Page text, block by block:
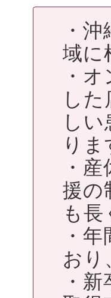
・
域に
・
し
し
りま
・
援の
も
・
おり
・